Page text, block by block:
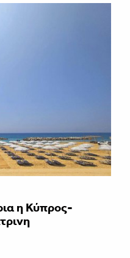
η Κύπρος-